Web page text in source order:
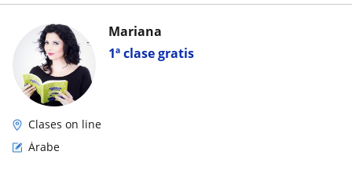
1ª clase gratis
Mariana
Clases on line
Árabe